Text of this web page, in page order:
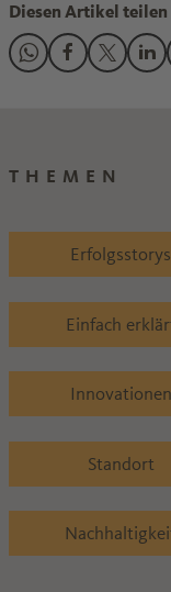
Diesen Artikel teilen
Den Beitrag "Im
Den Beitrag
Den
THEMEN
Erfolgsstorys
Einfach
Innovationen
Standort